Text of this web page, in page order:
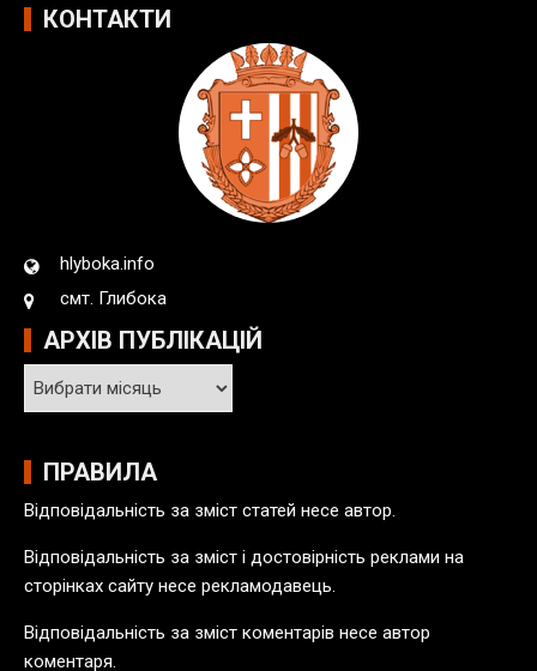
КОНТАКТИ
hlyboka.info
смт. Глибока
АРХІВ ПУБЛІКАЦІЙ
А
р
і
п
у
б
і
к
ПРАВИЛА
Відповідальність за зміст статей несе автор.
Відповідальність за зміст і достовірність реклами на
сторінках сайту несе рекламодавець.
Відповідальність за зміст коментарів несе автор
коментаря.